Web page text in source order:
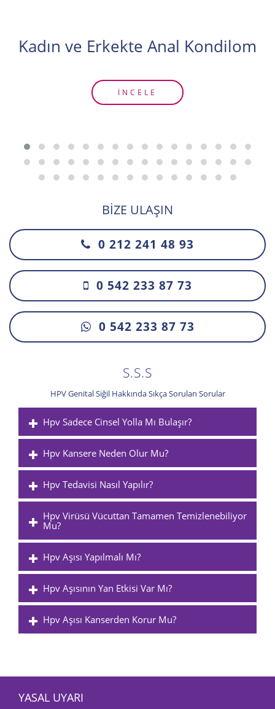
Kadın ve Erkekte Anal Kondilom
İNCELE
BIZE ULAŞIN
0 212 241 48 93
0 542 233 87 73
0 542 233 87 73
S.S.S
HPV Genital Siğil Hakkında Sıkça Sorulan Sorular
Hpv Sadece Cinsel Yolla Mı Bulaşır?
Hpv Kansere Neden Olur Mu?
Hpv Tedavisi Nasıl Yapılır?
Hpv Virüsü Vücuttan Tamamen Temizlenebiliyor
Mu?
Hpv Aşısı Yapılmalı Mı?
Hpv Aşısının Yan Etkisi Var Mı?
Hpv Aşısı Kanserden Korur Mu?
YASAL UYARI